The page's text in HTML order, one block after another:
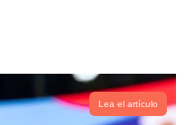
Lea el artículo